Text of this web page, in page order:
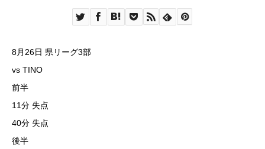
8月26日 県リーグ3部
vs TINO
前半
11分 失点
40分 失点
後半